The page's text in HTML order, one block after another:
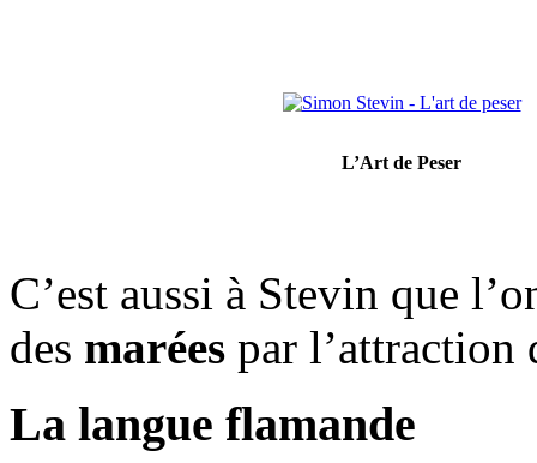
L’Art de Peser
C’est aussi à Stevin que
des marées par l’attraction
La langue flamande